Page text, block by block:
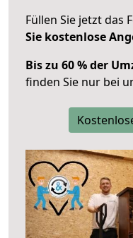
Füllen Sie jetzt das
Sie kostenlose
Bis zu 60 % der
finden Sie nur bei